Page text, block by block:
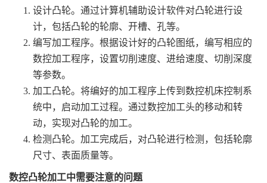
设计凸轮。通过计算机辅助设计软件对凸轮进行设
计，包括凸轮的轮廓、开槽、孔等。
编写加工程序。根据设计好的凸轮图纸，编写相应的
数控加工程序，设置切削速度、进给速度、切削深度
等参数。
加工凸轮。将编好的加工程序上传到数控机床控制系
统中，启动加工过程。通过数控加工头的移动和转
动，实现对凸轮的加工。
检测凸轮。加工完成后，对凸轮进行检测，包括轮廓
尺寸、表面质量等。
数控凸轮加工中需要注意的问题